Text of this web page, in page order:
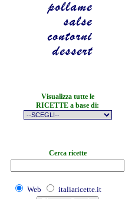
Visualizza tutte le
RICETTE a base di:
Cerca ricette
Web italiaricette.it